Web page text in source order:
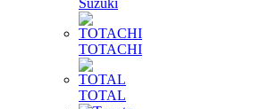
Suzuki
TOTACHI
TOTAL